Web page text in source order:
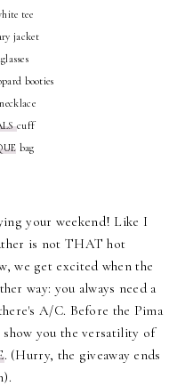
tee
jacket
booties
necklace
cuff
bag
your weekend! Like I
is not THAT hot
we get excited when the
way: you always need a
A/C. Before the Pima
you the versatility of
. (Hurry, the giveaway ends